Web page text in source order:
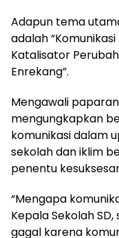
Adapun tema
adalah
Katalisator
Enrekang”.
Mengawali
mengungkapkan
komunikasi dalam
sekolah dan iklim
penentu
“Mengapa
Kepala Sekolah
gagal karena